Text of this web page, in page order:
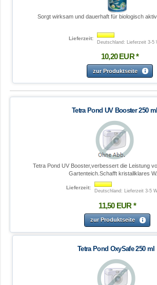
Sorgt wirksam und dauerhaft für biologisch
Lieferzeit:
Deutschland: Lieferzeit 3-5
10,20 EUR*
zur Produktseite
Tetra Pond UV Booster 250 ml
Tetra Pond UV Booster,verbessert die Leistung
Gartenteich.Schafft kristallklares
Lieferzeit:
Deutschland: Lieferzeit 3-5
11,50 EUR *
zur Produktseite
Tetra Pond OxySafe 250 ml